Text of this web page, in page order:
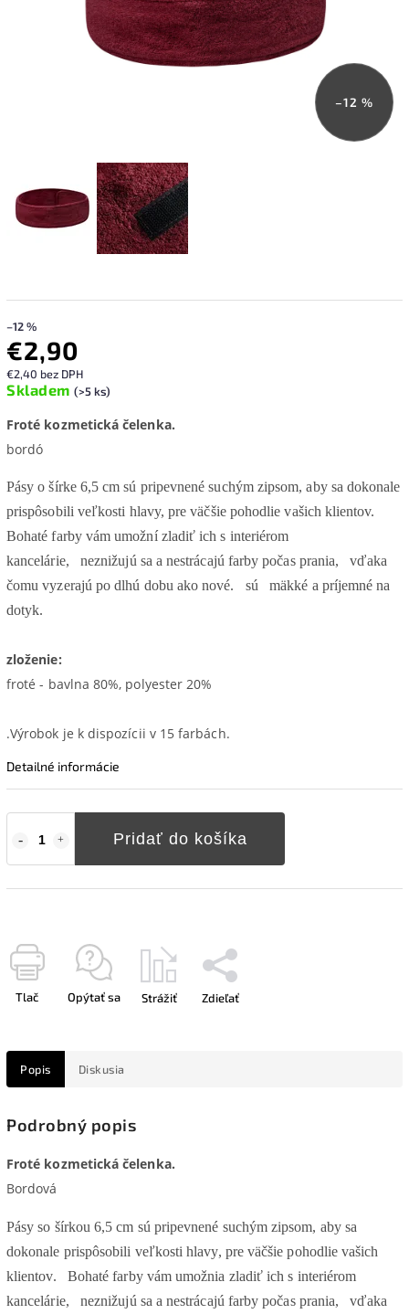
–12 %
–12 %
€2,90
€2,40 bez DPH
Skladem (>5 ks)
Pridať do košíka
Froté kozmetická čelenka.
bordó
Pásy o šírke 6,5 cm sú pripevnené suchým zipsom, aby sa dokonale
prispôsobili veľkosti hlavy, pre väčšie pohodlie vašich klientov.
Bohaté farby vám umožní zladiť ich s interiérom
kancelárie,
neznižujú sa a nestrácajú farby počas prania,
vďaka
čomu vyzerajú po dlhú dobu ako nové.
sú
mäkké a príjemné na
dotyk.
zloženie:
froté - bavlna 80%, polyester 20%
.Výrobok je k dispozícii v 15 farbách.
Detailné informácie
Tlač Opýtať sa Strážiť Zdieľať
Popis Diskusia
Podrobný popis
Froté kozmetická čelenka.
Bordová
Pásy so šírkou 6,5 cm sú pripevnené suchým zipsom, aby sa
dokonale prispôsobili veľkosti hlavy, pre väčšie pohodlie vašich
klientov.
Bohaté farby vám umožnia zladiť ich s interiérom
kancelárie,
neznižujú sa a nestrácajú farby počas prania, vďaka